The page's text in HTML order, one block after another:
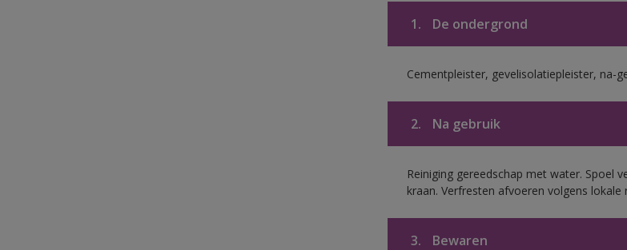
1. De ondergrond
Cementpleister, gevelisolatiepleister, na-
2. Na gebruik
Reiniging gereedschap met water.
kraan. Verfresten afvoeren volgens lokale
3. Bewaren